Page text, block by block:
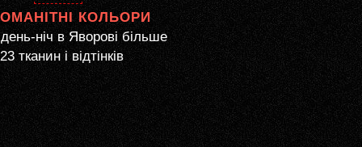
КОЛЬОРИ
ніч в Яворові більше
тканин і відтінків